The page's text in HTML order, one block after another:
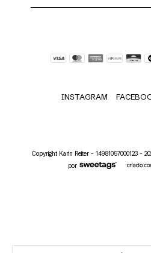
INSTAGRAM
Copyright Karin Reiter - 14981057000123 -
por